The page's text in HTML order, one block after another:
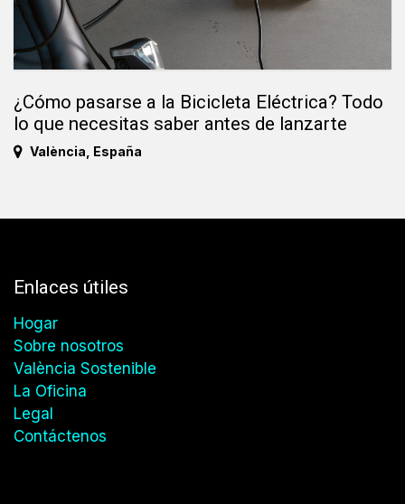
¿Cómo pasarse a la Bicicleta Eléctrica? Todo
lo que necesitas saber antes de lanzarte
València España
Enlaces útiles
Hogar
Sobre nosotros
València Sostenible
La Oficina
Legal
Contáctenos